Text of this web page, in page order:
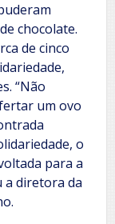
chocolate.
de cinco
“Não
um ovo
o
para a
a diretora da